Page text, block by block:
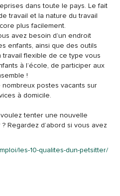
dans toute le pays. Le fait
travail et la nature du travail
plus facilement.
avez besoin d’un endroit
enfants, ainsi que des outils
flexible de ce type vous
à l’école, de participer aux
!
postes vacants sur
à domicile.
tenter une nouvelle
Regardez d’abord si vous avez
les-10-qualites-dun-petsitter/